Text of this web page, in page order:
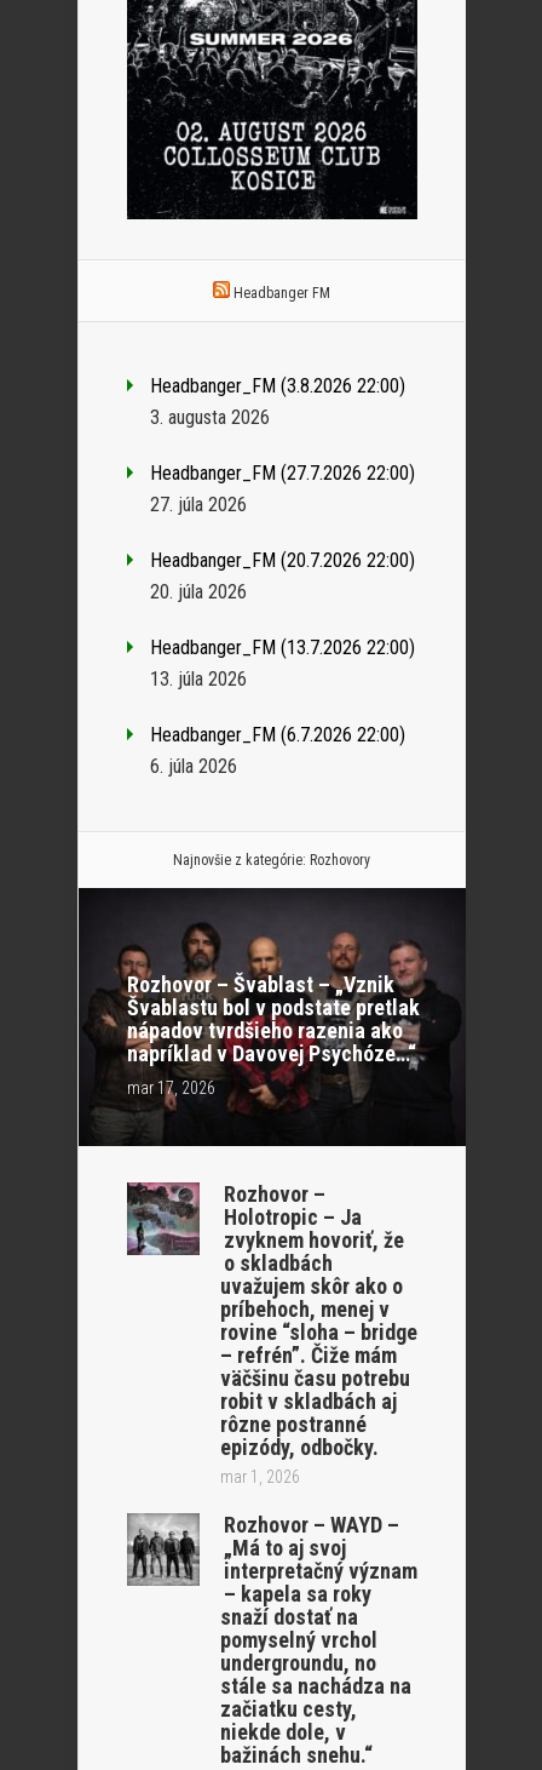
Headbanger FM
Headbanger_FM (3.8.2026 22:00)
3. augusta 2026
Headbanger_FM (27.7.2026 22:00)
27. júla 2026
Headbanger_FM (20.7.2026 22:00)
20. júla 2026
Headbanger_FM (13.7.2026 22:00)
13. júla 2026
Headbanger_FM (6.7.2026 22:00)
6. júla 2026
Najnovšie z kategórie: Rozhovory
Rozhovor – Švablast – „Vznik
Švablastu bol v podstate pretlak
nápadov tvrdšieho razenia ako
napríklad v Davovej Psychóze…“
mar 17, 2026
Rozhovor –
Holotropic – Ja
zvyknem hovoriť, že
o skladbách
uvažujem skôr ako o
príbehoch, menej v
rovine “sloha – bridge
– refrén”. Čiže mám
väčšinu času potrebu
robit v skladbách aj
rôzne postranné
epizódy, odbočky.
mar 1, 2026
Rozhovor – WAYD –
„Má to aj svoj
interpretačný význam
– kapela sa roky
snaží dostať na
pomyselný vrchol
undergroundu, no
stále sa nachádza na
začiatku cesty,
niekde dole, v
bažinách snehu.“